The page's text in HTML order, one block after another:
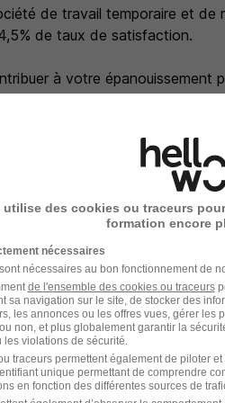
de travail temporaire et de
de taux de satisfaction.
à votre épanouissement
qui vous plaît.
en France pour vous
dans tous les secteurs
Tertiaire...
politique Diversité et RSE, à
en situation de handicap.
expérience de
: 0EG-5840
utilise des cookies ou traceurs
formation encore
nécessaires
nécessaires au bon fonctionnement de
de l'ensemble des cookies ou traceurs
sa navigation sur le site, de stocker des
les annonces ou les offres vues, gérer les
non, et plus globalement garantir la
violations de sécurité.
traceurs permettent également de piloter
unique permettant de comprendre
en fonction des différentes sources de